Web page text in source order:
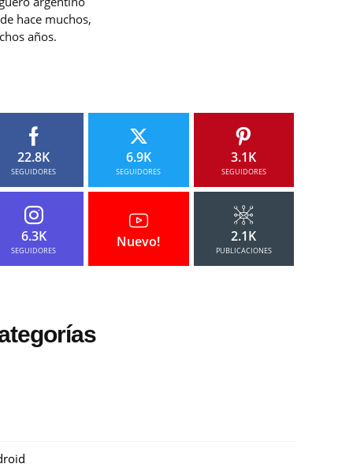
hace muchos,
años.
22.8K
SEGUIDORES
6.9K
SEGUIDORES
3.1K
SEGUIDORES
6.3K
SEGUIDORES
Nuevo! 2.1K
PUBLICACIONES